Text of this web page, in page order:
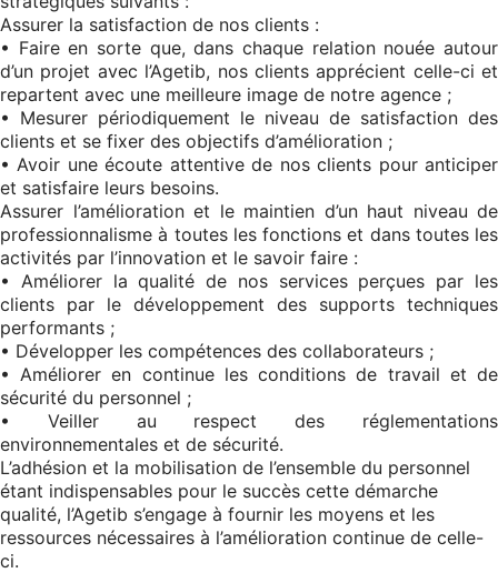
Assurer la satisfaction de nos clients :
• Faire en sorte que, dans chaque relation nouée autour
d’un projet avec l’Agetib, nos clients apprécient celle-ci et
repartent avec une meilleure image de notre agence ;
• Mesurer périodiquement le niveau de satisfaction des
clients et se fixer des objectifs d’amélioration ;
• Avoir une écoute attentive de nos clients pour anticiper
et satisfaire leurs besoins.
Assurer l’amélioration et le maintien d’un haut niveau de
professionnalisme à toutes les fonctions et dans toutes les
activités par l’innovation et le savoir faire :
• Améliorer la qualité de nos services perçues par les
clients par le développement des supports techniques
performants ;
• Développer les compétences des collaborateurs ;
• Améliorer en continue les conditions de travail et de
sécurité du personnel ;
• Veiller au respect des réglementations
environnementales et de sécurité.
L’adhésion et la mobilisation de l’ensemble du personnel
étant indispensables pour le succès cette démarche
qualité, l’Agetib s’engage à fournir les moyens et les
ressources nécessaires à l’amélioration continue de celle-
ci.